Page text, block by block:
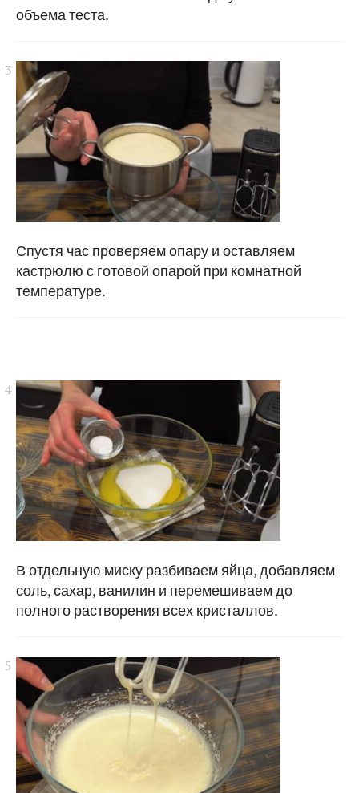
объема теста.
Спустя час проверяем опару и оставляем
кастрюлю с готовой опарой при комнатной
температуре.
В отдельную миску разбиваем яйца, добавляем
соль, сахар, ванилин и перемешиваем до
полного растворения всех кристаллов.